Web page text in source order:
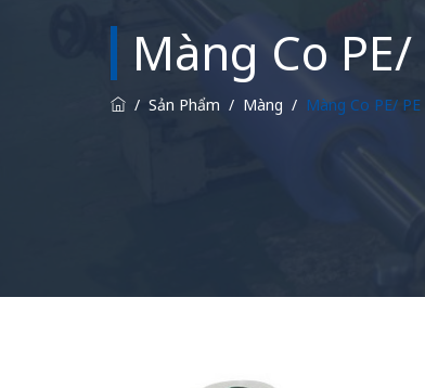
Màng Co
/ Sản Phẩm / Màng / Màng Co PE/